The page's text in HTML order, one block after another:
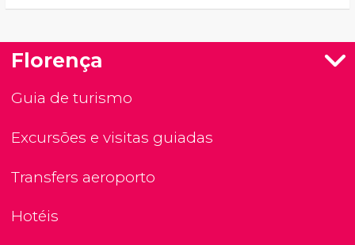
Florença
Guia de turismo
Excursões e visitas guiadas
Transfers aeroporto
Hotéis